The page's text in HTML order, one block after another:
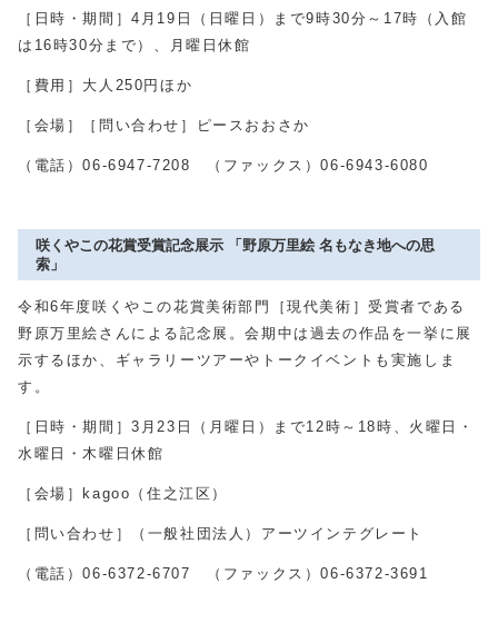
［日時・期間］4 月 19 日（日曜日）まで9 時30分～ 17時（入館
は 16 時30分まで）、月曜日休館
［費用］大人 250 円ほか
［会場］［問い合わせ］ピースおおさか
（電話）06-6947-7208 （ファックス）06-6943-6080
咲くやこの花賞受賞記念展示 「野原万里絵 名もなき地への思
索」
令和6年度咲くやこの花賞美術部門［現代美術］受賞者である
野原万里絵さんによる記念展。会期中は過去の作品を一挙に展
示するほか、ギャラリーツアーやトークイベントも実施しま
す。
［日時・期間］3 月23 日（月曜日）まで12 時～ 18 時、火曜日・
水曜日・木曜日休館
［会場］ kagoo （住之江区）
［問い合わせ］（一般社団法人）アーツインテグレート
（電話）06-6372-6707 （ファックス）06-6372-3691